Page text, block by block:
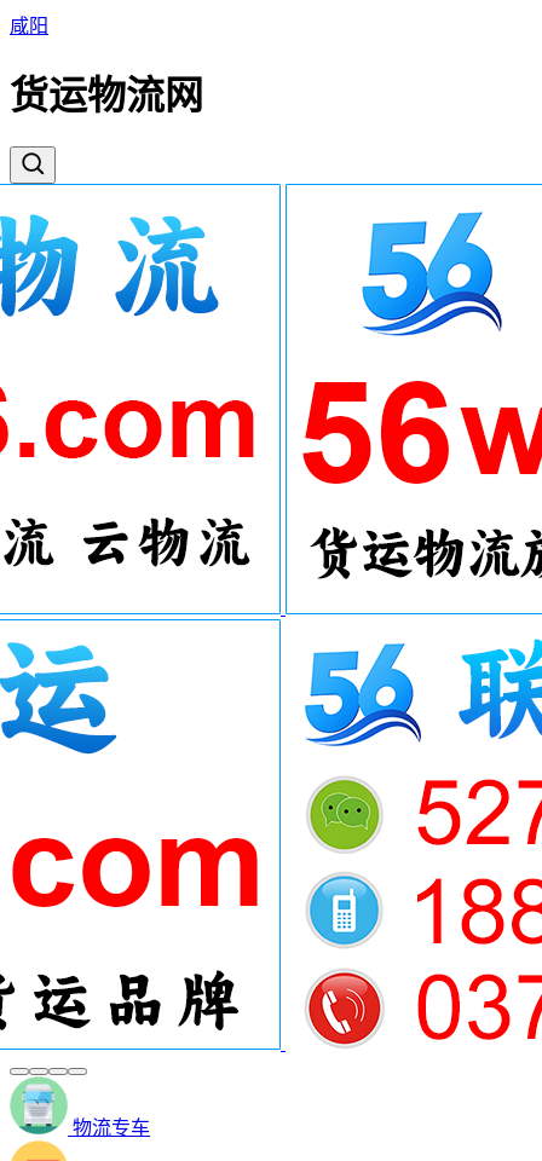
咸阳
货运物流网
物流专车